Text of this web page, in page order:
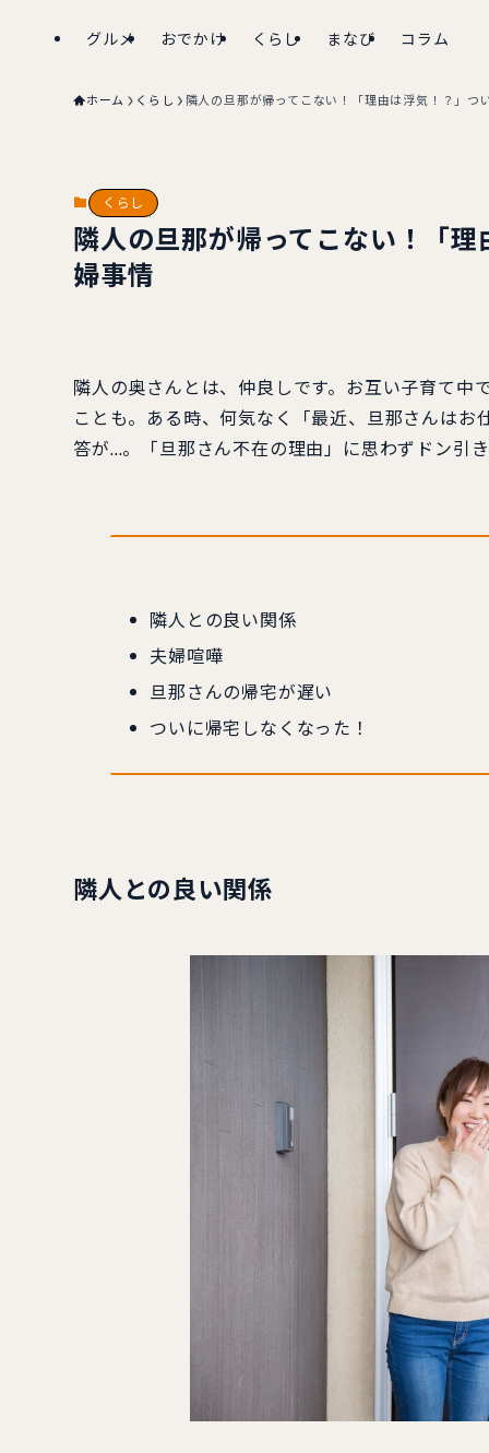
グルメ おでかけ くらし まなび コラム
ホーム くらし 隣人の旦那が帰ってこない！「理由は浮気！？」つ
くらし
隣人の旦那が帰ってこない！「
婦事情
隣人の奥さんとは、仲良しです。お互い子育て中
ことも。ある時、何気なく「最近、旦那さんは
答が…。「旦那さん不在の理由」に思わずドン引
隣人との良い関係
夫婦喧嘩
旦那さんの帰宅が遅い
ついに帰宅しなくなった！
隣人との良い関係